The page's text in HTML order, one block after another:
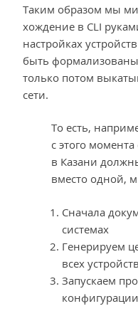
Таким образом мы
хождение в CLI
настройках
быть
только потом
сети.
То есть,
с этого
в Казани
вместо одной,
Сначала
системах
Генерируем
всех
Запускаем